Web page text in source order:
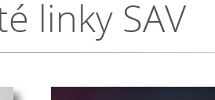
linky SAV